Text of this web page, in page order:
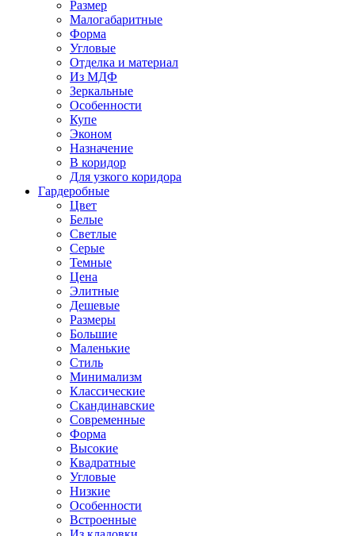
Размер
Малогабаритные
Форма
Угловые
Отделка и материал
Из МДФ
Зеркальные
Особенности
Купе
Эконом
Назначение
В коридор
Для узкого коридора
Гардеробные
Цвет
Белые
Светлые
Серые
Темные
Цена
Элитные
Дешевые
Размеры
Большие
Маленькие
Стиль
Минимализм
Классические
Скандинавские
Современные
Форма
Высокие
Квадратные
Угловые
Низкие
Особенности
Встроенные